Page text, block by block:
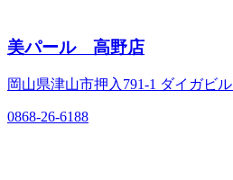
美パール 高野店
岡山県津山市押入791‐1 ダイガビ
0868-26-6188